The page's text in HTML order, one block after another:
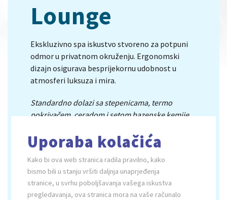
Lounge
Ekskluzivno spa iskustvo stvoreno za potpuni
odmor u privatnom okruženju. Ergonomski
dizajn osigurava besprijekornu udobnost u
atmosferi luksuza i mira.
Standardno dolazi sa stepenicama, termo
pokrivačem, ceradom i setom bazenske kemije
Uporaba kolačića
Kako bi ova web stranica radila pravilno, kako
bismo bili u stanju vršiti daljnja unaprjeđenja
stranice, u svrhu poboljšavanja vašega iskustva
pregledavanja, ova stranica mora na vaše računalo